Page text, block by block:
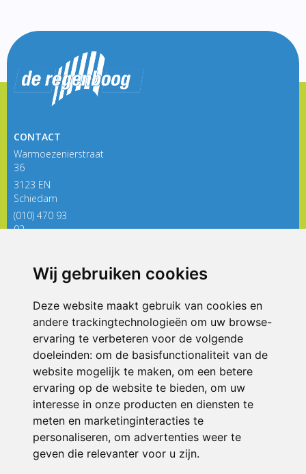
Wij gebruiken cookies
Deze website maakt gebruik van cookies en
andere trackingtechnologieën om uw browse-
ervaring te verbeteren voor de volgende
doeleinden: om de basisfunctionaliteit van de
website mogelijk te maken, om een betere
ervaring op de website te bieden, om uw
interesse in onze producten en diensten te
meten en marketinginteracties te
personaliseren, om advertenties weer te
geven die relevanter voor u zijn.
CONTACT
Warmoezenierstraat
36
3123 EN
Schiedam
(010) 470 93
92
ONDERDEEL VAN
© 2026 De Regenboog | Alle rechten voorbehouden
Privacy policy|Disclaimer| Klachtenregeling|RSIN en Anbi
voorkeuren